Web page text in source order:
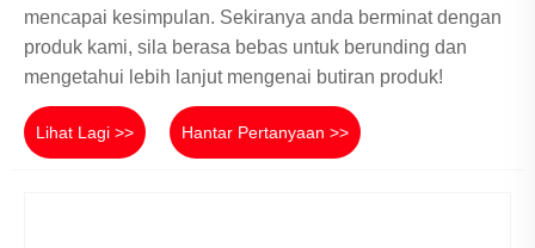
mencapai kesimpulan. Sekiranya anda berminat dengan
produk kami, sila berasa bebas untuk berunding dan
mengetahui lebih lanjut mengenai butiran produk!
Lihat Lagi >> Hantar Pertanyaan >>